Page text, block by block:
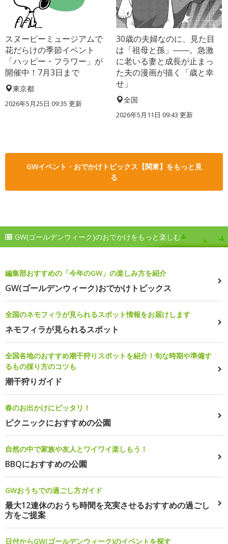
スヌーピーミュージアムで
花だらけの季節イベント
「ハッピー・フラワー」が
開催中！7月3日まで
東京都
2026年5月25日 09:35 更新
30歳の夫婦なのに、見た目
は「祖母と孫」――。急激
に老いる妻と成長が止まっ
た夫の漫画が描く「歳と幸
せ」
全国
2026年5月11日 09:43 更新
GWイベント・おでかけトピックス【関東】をもっと見
る
GW(ゴールデンウィーク)のおでかけをもっと楽しむ
編集部おすすめの「今年のGW」の楽しみ方を紹介
GW(ゴールデンウィーク)おでかけトピックス
全国のネモフィラが見られるスポット情報をお届けします
ネモフィラが見られるスポット
全国各地のおすすめ潮干狩りスポットを紹介！旬な時期や準備す
るもの採り方のコツも
潮干狩りガイド
春のお出かけにピッタリ！
ピクニックにおすすめの公園
自然の中で家族や友人とワイワイ楽しもう！
BBQにおすすめの公園
GWおうちでの過ごし方ガイド
最大12連休のおうち時間を充実させるおすすめの過ごし
方をご提案
日付からGW(ゴールデンウィーク)のイベントを探す